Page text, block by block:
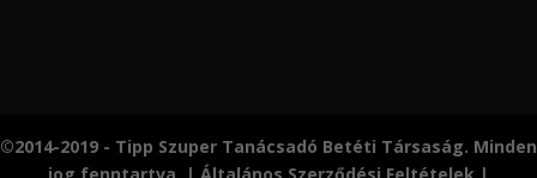
©2014-2019 - Tipp Szuper Tanácsadó Betéti Társaság. Minden